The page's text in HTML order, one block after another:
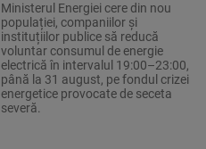
Ministerul Energiei cere din nou
populației, companiilor și
instituțiilor publice să reducă
voluntar consumul de energie
electrică în intervalul 19:00–23:00,
până la 31 august, pe fondul crizei
energetice provocate de seceta
severă.